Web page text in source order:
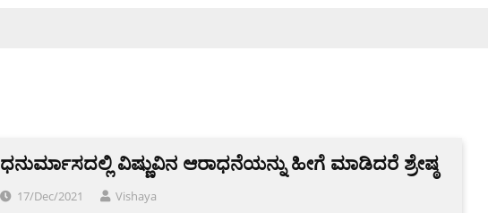
ಧನುರ್ಮಾಸದಲ್ಲಿ ವಿಷ್ಣುವಿನ ಆರಾಧನೆಯನ್ನು ಹೀಗೆ ಮಾಡಿದರೆ ಶ್ರೇಷ್ಠ
17/Dec/2021 Vishaya